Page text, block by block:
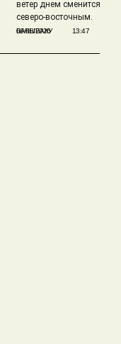
ветер днем сменится
северо-восточным.
БАКЫБАКУ
06/08/2026 13:47